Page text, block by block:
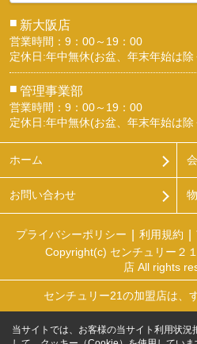
■ 新大阪店
営業時間：9：00～19：00
定休日:年中無休(お盆、年末年始は除
■ 管理事業部
営業時間：9：00～19：00
定休日:年中無休(お盆、年末年始は除
ホーム
お問い合わせ
プライバシーポリシー 利用規約
Copyright(c) センチュリー２
店 All rights
センチュリー21の加盟店は、
当サイトでは、お客様の当サイト利用状況